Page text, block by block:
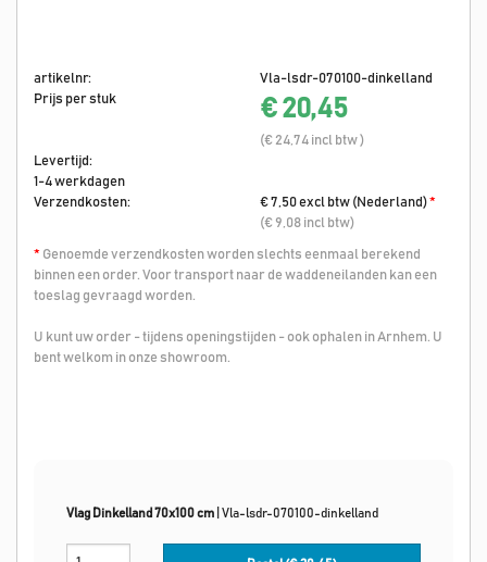
artikelnr:
Vla-lsdr-070100-dinkelland
Prijs per stuk
€ 20,45
(€ 24,74 incl btw )
Levertijd:
1-4 werkdagen
Verzendkosten:
€ 7,50 excl btw (Nederland)*
(€ 9,08 incl btw)
* Genoemde verzendkosten worden slechts eenmaal berekend
binnen een order. Voor transport naar de waddeneilanden kan een
toeslag gevraagd worden.
U kunt uw order - tijdens openingstijden - ook ophalen in Arnhem. U
bent welkom in onze showroom.
Vlag Dinkelland 70x100 cm Vla-lsdr-070100-dinkelland